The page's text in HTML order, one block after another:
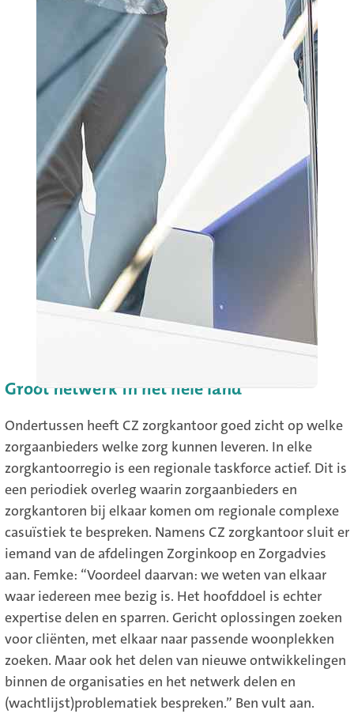
Groot netwerk in het hele land
Ondertussen heeft CZ zorgkantoor goed zicht op welke
zorgaanbieders welke zorg kunnen leveren. In elke
zorgkantoorregio is een regionale taskforce actief. Dit is
een periodiek overleg waarin zorgaanbieders en
zorgkantoren bij elkaar komen om regionale complexe
casuïstiek te bespreken. Namens CZ zorgkantoor sluit er
iemand van de afdelingen Zorginkoop en Zorgadvies
aan. Femke: “Voordeel daarvan: we weten van elkaar
waar iedereen mee bezig is. Het hoofddoel is echter
expertise delen en sparren. Gericht oplossingen zoeken
voor cliënten, met elkaar naar passende woonplekken
zoeken. Maar ook het delen van nieuwe ontwikkelingen
binnen de organisaties en het netwerk delen en
(wachtlijst)problematiek bespreken.” Ben vult aan.